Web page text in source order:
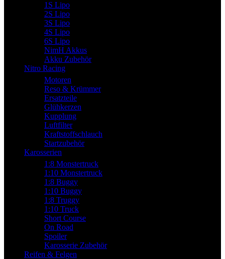
1S Lipo
2S Lipo
3S Lipo
4S Lipo
6S Lipo
NimH Akkus
Akku Zubehör
Nitro Racing
Motoren
Reso & Krümmer
Ersatzteile
Glühkerzen
Kupplung
Luftfilter
Kraftstoffschlauch
Startzubehör
Karosserien
1:8 Monstertruck
1:10 Monstertruck
1:8 Buggy
1:10 Buggy
1:8 Truggy
1:10 Truck
Short Course
On Road
Spoiler
Karosserie Zubehör
Reifen & Felgen